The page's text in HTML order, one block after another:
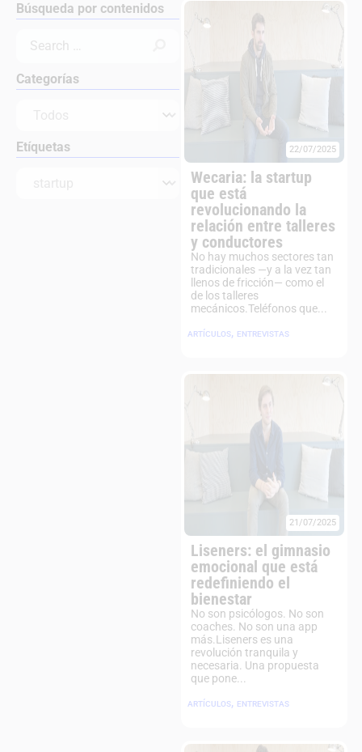
Búsqueda por contenidos
Categorías
Etíquetas 22/07/2025
Wecaria: la startup
que está
revolucionando la
relación entre talleres
y conductores
No hay muchos sectores tan
tradicionales —y a la vez tan
llenos de fricción— como el
de los talleres
mecánicos.Teléfonos que...
ARTÍCULOS, ENTREVISTAS
21/07/2025
Liseners: el gimnasio
emocional que está
redefiniendo el
bienestar
No son psicólogos. No son
coaches. No son una app
más.Liseners es una
revolución tranquila y
necesaria. Una propuesta
que pone...
ARTÍCULOS, ENTREVISTAS